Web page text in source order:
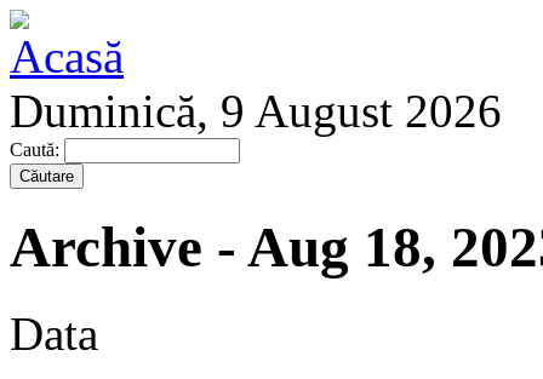
Duminică, 9 August 2026
Caută:
Archive - Aug 18,
Data